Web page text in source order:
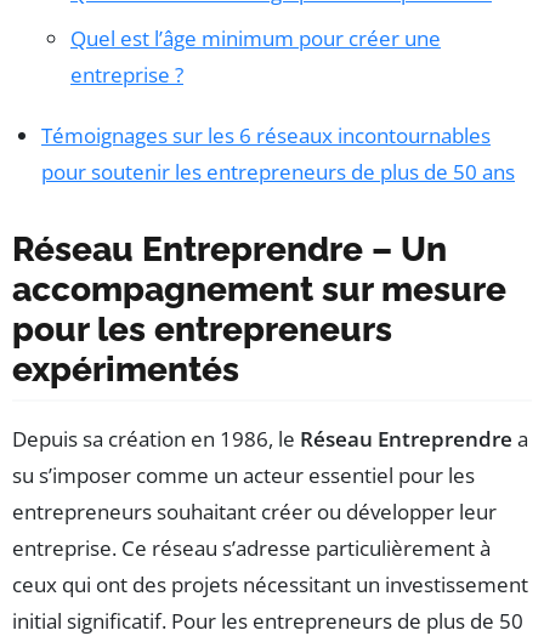
Quel est l’âge minimum pour créer une
entreprise ?
Témoignages sur les 6 réseaux incontournables
pour soutenir les entrepreneurs de plus de 50 ans
Réseau Entreprendre – Un
accompagnement sur mesure
pour les entrepreneurs
expérimentés
Depuis sa création en 1986, le Réseau Entreprendre a
su s’imposer comme un acteur essentiel pour les
entrepreneurs souhaitant créer ou développer leur
entreprise. Ce réseau s’adresse particulièrement à
ceux qui ont des projets nécessitant un investissement
initial significatif. Pour les entrepreneurs de plus de 50